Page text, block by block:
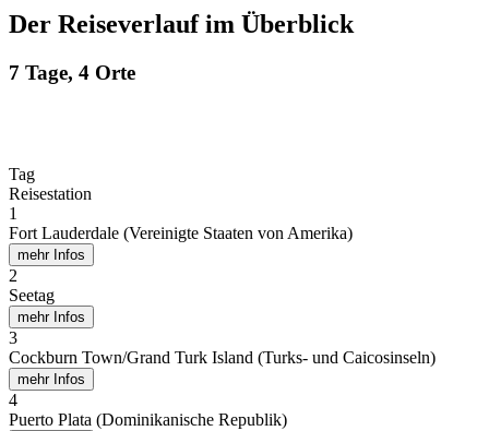
Der Reiseverlauf im Überblick
7 Tage, 4 Orte
Tag
Reisestation
1
Fort Lauderdale (Vereinigte Staaten von Amerika)
mehr Infos
2
Seetag
mehr Infos
3
Cockburn Town/Grand Turk Island (Turks- und Caicosinseln)
mehr Infos
4
Puerto Plata (Dominikanische Republik)